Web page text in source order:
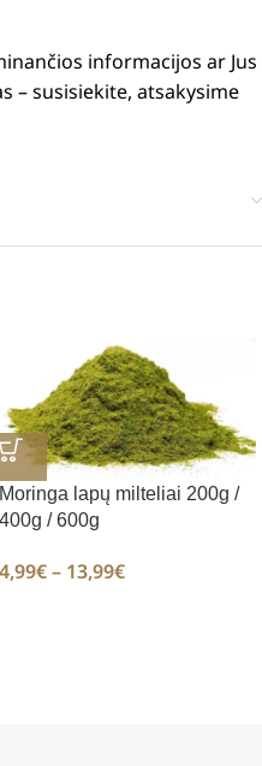
informacijos ar Jus
– susisiekite, atsakysime
Moringa lapų milteliai 200g /
400g / 600g
4,99€– 13,99€